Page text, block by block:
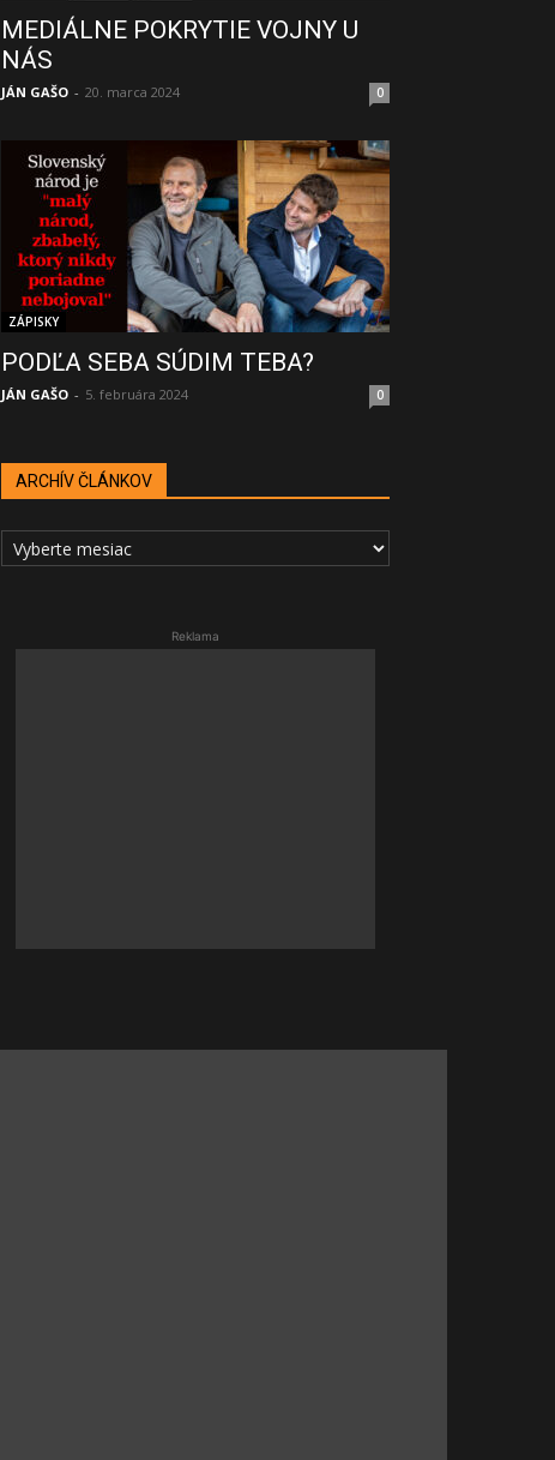
MEDIÁLNE POKRYTIE VOJNY U
NÁS
JÁN GAŠO - 20. marca 2024 0
ZÁPISKY
PODĽA SEBA SÚDIM TEBA?
JÁN GAŠO - 5. februára 2024 0
ARCHÍV ČLÁNKOV
ARCHÍV
ČLÁNKOV
Reklama